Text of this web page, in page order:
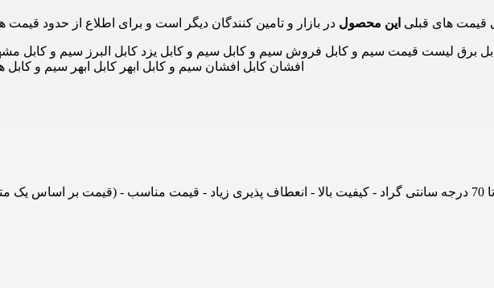
قیمت های قبلی این محصول
برق لیست قیمت سیم و کابل فروش سیم و کابل سیم و کابل یزد کابل البرز سیم و کابل
افشان کابل افشان سیم و کابل ابهر کابل ابهر سیم و